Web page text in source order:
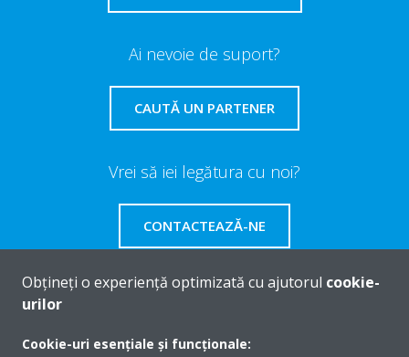
Ai nevoie de suport?
CAUTĂ UN PARTENER
Vrei să iei legătura cu noi?
CONTACTEAZĂ-NE
Despre Daikin
Obțineți o experiență optimizată cu ajutorul cookie-
urilor
Cookie-uri esențiale și funcționale: